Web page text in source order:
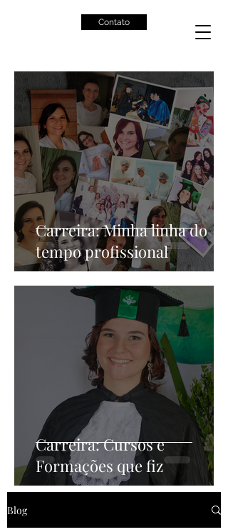
Contato
Carreira: Minha linha do
tempo profissional
Carreira: Cursos e
Formações que fiz
Blog